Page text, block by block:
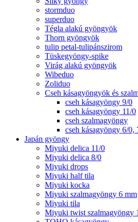
stormduo
superduo
Tégla alakú gyöngyök
Thorn gyöngyök
tulip petal-tulipánszirom
Tüskegyöngy-spike
Virág alakú gyöngyök
Wibeduo
Zoliduo
Cseh kásagyöngyök és
cseh kásagyöngy 9/0
cseh kásagyöngy 11/0
cseh szalmagyöngy
cseh kásagyöngy 6/
Japán gyöngy
Miyuki delica 11/0
Miyuki delica 8/0
Miyuki drops
Miyuki half tila
Miyuki kocka
Miyuki szalmagyöngy 6 mm
Miyuki tila
Miyuki twist szalmagyöngy